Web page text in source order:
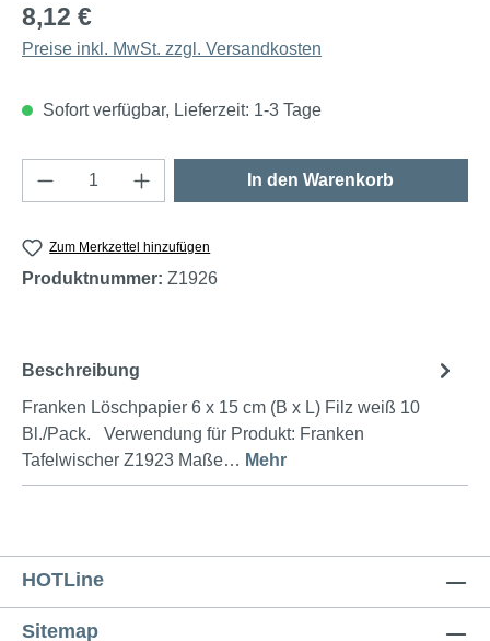
8,12 €
Preise inkl. MwSt. zzgl. Versandkosten
Sofort verfügbar, Lieferzeit: 1-3 Tage
Produkt Anzahl: Gib den gewünschten
In den Warenkorb
Zum Merkzettel hinzufügen
Produktnummer: Z1926
Beschreibung
Franken Löschpapier 6 x 15 cm (B x L) Filz weiß 10
Bl./Pack. Verwendung für Produkt: Franken
Tafelwischer Z1923 Maße… Mehr
HOTLine
Sitemap